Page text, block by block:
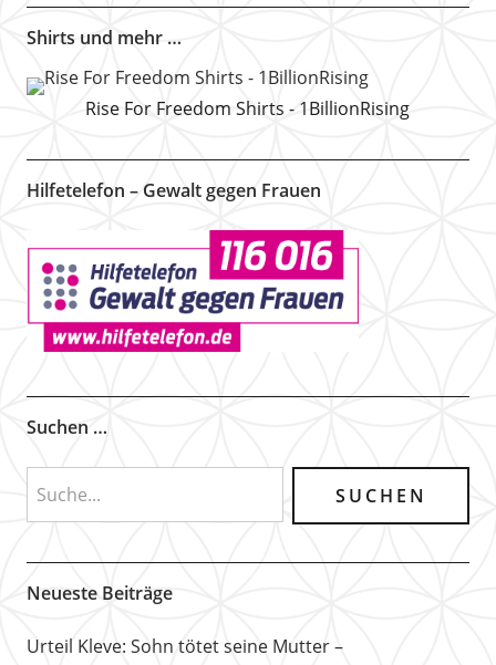
Shirts und mehr …
Rise For Freedom Shirts - 1BillionRising
Hilfetelefon – Gewalt gegen Frauen
Suchen …
Neueste Beiträge
Urteil Kleve: Sohn tötet seine Mutter –